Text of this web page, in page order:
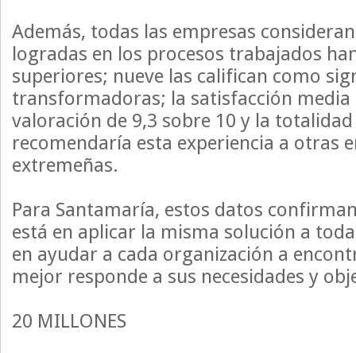
Además, todas las empresas
logradas en los procesos trabajados
superiores; nueve las califican como
transformadoras; la satisfacción media
valoración de 9,3 sobre 10 y la
recomendaría esta experiencia a otras
extremeñas.
Para Santamaría, estos datos
está en aplicar la misma solución a
en ayudar a cada organización a
mejor responde a sus necesidades y
20 MILLONES